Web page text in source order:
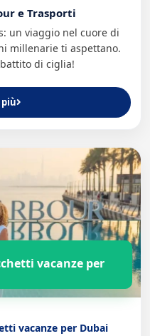
e Trasporti
un viaggio nel cuore di
millenarie ti aspettano.
di ciglia!
più
vacanze per
vacanze per Dubai